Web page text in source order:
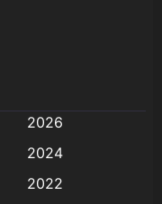
2026
2024
2022